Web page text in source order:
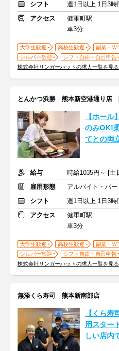
シフト
週1日以上 1日3時
アクセス
健軍町駅
車3分
大学生歓迎 高校生歓迎
副業・Ｗ
シルバー歓迎
シフト自由・自己申告
株式会社リンガーハットの求人一覧を見る
とんかつ浜勝 熊本新空港通り店
【ホール
のみOK!
てとの両
給与
雇用形態
アルバイト・パー
シフト
週1日以上 1日3時
アクセス
健軍町駅
車3分
大学生歓迎 高校生歓迎
副業・Ｗ
シルバー歓迎
シフト自由・自己申告
株式会社リンガーハットの求人一覧を見る
無添くら寿司 熊本新南部店
【くら寿
用スター
しい店内